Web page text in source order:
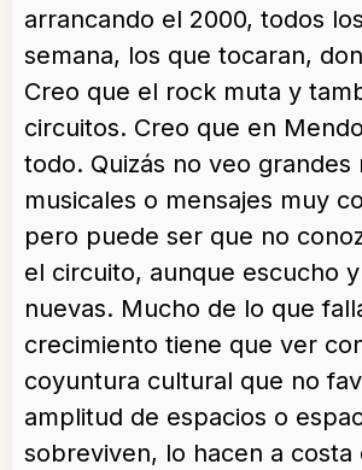
arrancando el 2000, todos
semana, los que tocaran,
Creo que el rock muta y
circuitos. Creo que en
todo. Quizás no veo grandes
musicales o mensajes muy
pero puede ser que no
el circuito, aunque escucho
nuevas. Mucho de lo que
crecimiento tiene que ver
coyuntura cultural que no
amplitud de espacios o
sobreviven, lo hacen a costa